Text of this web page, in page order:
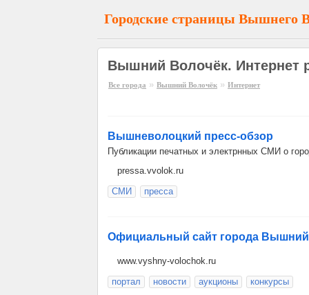
Городские страницы Вышнего
Вышний Волочёк. Интернет
Все города » Вышний Волочёк » Интернет
Вышневолоцкий пресс-обзор
Публикации печатных и электрнных СМИ о
pressa.vvolok.ru
СМИ
пресса
Официальный сайт города
www.vyshny-volochok.ru
портал
новости аукционы конкурсы